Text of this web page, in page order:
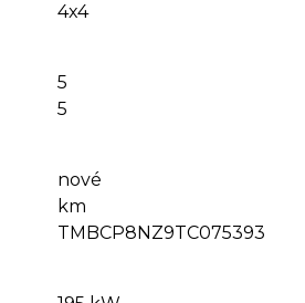
4x4
5
5
nové
km
TMBCP8NZ9TC075393